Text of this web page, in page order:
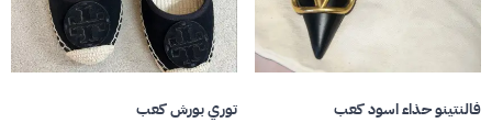
فالنتينو حذاء اسود كعب توري بورش كعب